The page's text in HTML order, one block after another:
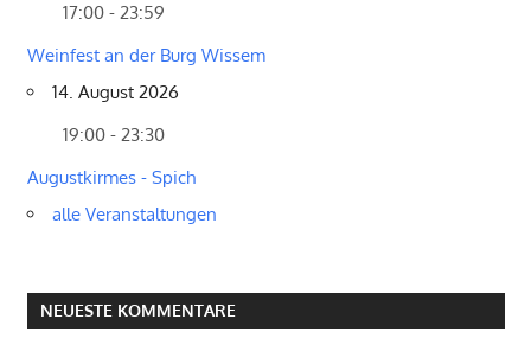
17:00 - 23:59
Weinfest an der Burg Wissem
14. August 2026
19:00 - 23:30
Augustkirmes - Spich
alle Veranstaltungen
NEUESTE KOMMENTARE